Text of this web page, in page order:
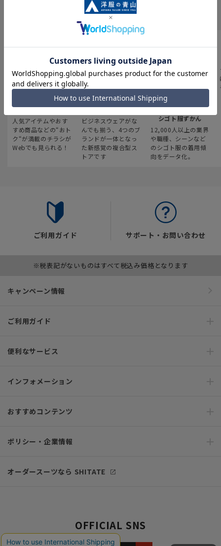
INFORMATION
最新のお買い得情報
人気アイテムやおす
すめ商品などの“おト
ク“が満載のチラシが
Webでも見られる！
スーツスクエア
ビジネスウェアがな
んでも揃う、4つのブ
ランドが一体となっ
た新感覚の複合型ス
トアです
みんなの
シゴト服ずかん
12,000人以上の業界
や職種、シーンなど
のシゴト服の着用傾
向をデータ化。
ご利用ガイド サポート・お問い合わせ
※税表記がないものはすべて税込み価格となります
キャンペーン情報
ご利用ガイド
便利なサービス
インフォメーション
おすすめコンテンツ
ポリシー・企業情報
オーダースーツなら SHITATE
OFFICIAL SNS